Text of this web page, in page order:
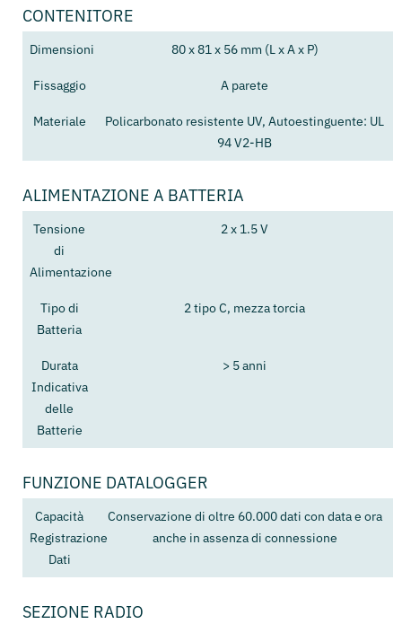
CONTENITORE
Dimensioni 80 x 81 x 56 mm (L x A x P)
Fissaggio A parete
Materiale
Policarbonato resistente UV, Autoestinguente: UL
94 V2-HB
ALIMENTAZIONE A BATTERIA
Tensione
di
Alimentazione
2 x 1.5 V
Tipo di
Batteria
2 tipo C, mezza torcia
Durata
Indicativa
delle
Batterie
> 5 anni
FUNZIONE DATALOGGER
Capacità
Registrazione
Dati
Conservazione di oltre 60.000 dati con data e ora
anche in assenza di connessione
SEZIONE RADIO